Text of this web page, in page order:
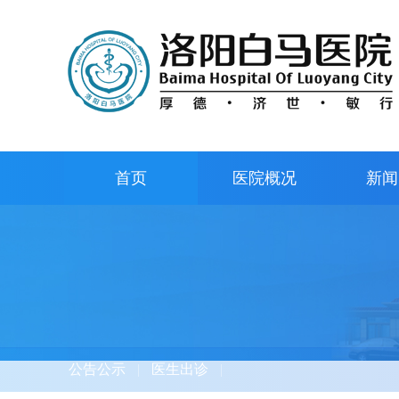
首页 医院概况 新
公告公示 医生出诊